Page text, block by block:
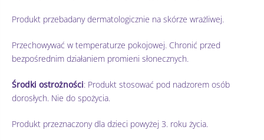
Produkt przebadany dermatologicznie na skórze wrażliwej.
Przechowywać w temperaturze pokojowej. Chronić przed
bezpośrednim działaniem promieni słonecznych.
Środki ostrożności: Produkt stosować pod nadzorem osób
dorosłych. Nie do spożycia.
Produkt przeznaczony dla dzieci powyżej 3. roku życia.